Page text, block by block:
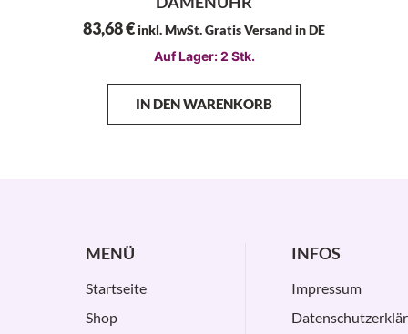
83,68€inkl. MwSt. Gratis Versand in DE
Auf Lager: 2 Stk.
IN DEN WARENKORB
MENÜ
Startseite
Shop
INFOS
Impressum